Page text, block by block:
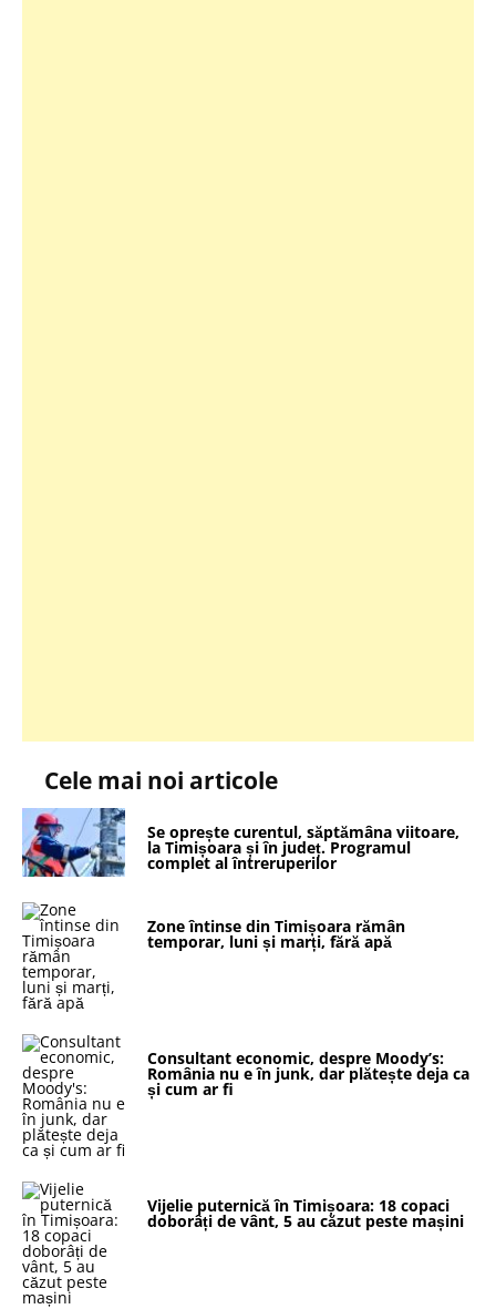
Cele mai noi articole
Se oprește curentul, săptămâna viitoare,
la Timișoara și în județ. Programul
complet al întreruperilor
Zone întinse din Timișoara rămân
temporar, luni și marți, fără apă
Consultant economic, despre Moody’s:
România nu e în junk, dar plătește deja ca
și cum ar fi
Vijelie puternică în Timișoara: 18 copaci
doborâți de vânt, 5 au căzut peste mașini